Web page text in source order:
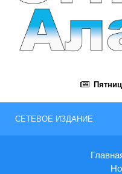
СЕТЕВОЕ ИЗДАНИЕ